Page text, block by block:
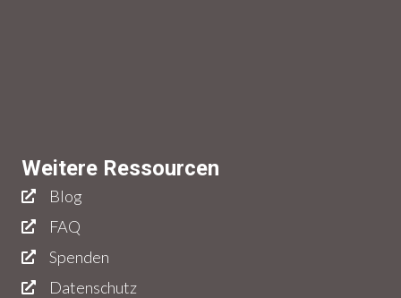
Weitere Ressourcen
Blog
FAQ
Spenden
Datenschutz